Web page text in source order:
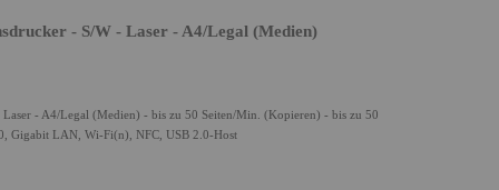
- S/w - Laser - A4/Legal (Medien)
- A4/Legal (Medien) - bis zu 50 Seiten/Min. (Kopieren) - bis zu 50
Gigabit LAN, Wi-Fi(n), NFC, USB 2.0-Host